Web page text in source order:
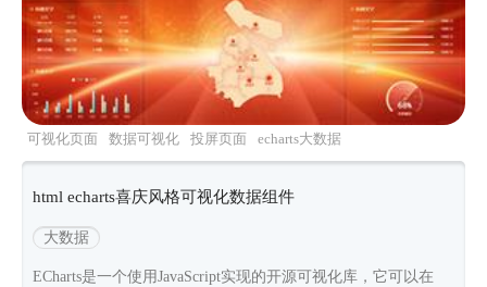
可视化页面 数据可视化 投屏页面
echarts大数据
大屏界面
html echarts喜庆风格可视化数据组件
大数据
ECharts是一个使用JavaScript实现的开源可视化库，它可以在